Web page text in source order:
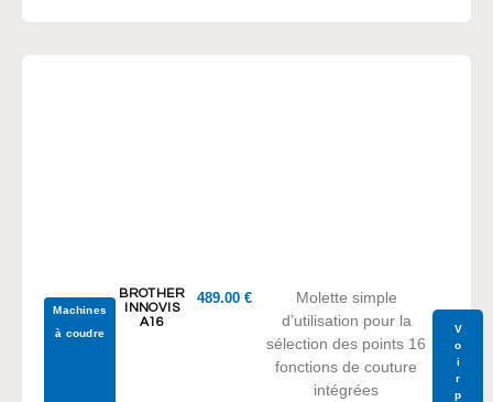
Machines
à coudre
BROTHER
INNOVIS
A16
489.00 €
Molette simple
d’utilisation pour la
sélection des points 16
fonctions de couture
intégrées
V
o
i
r
p